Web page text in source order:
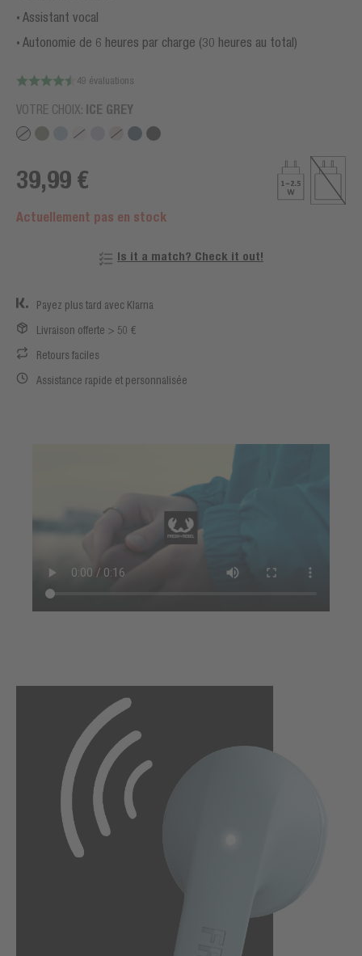
Assistant vocal
Autonomie de 6 heures par charge (30 heures au total)
49 évaluations
VOTRE CHOIX: ICE GREY
39,99 €
Actuellement pas en stock
Is it a match? Check it out!
Payez plus tard avec Klarna
Livraison offerte > 50 €
Retours faciles
Assistance rapide et personnalisée